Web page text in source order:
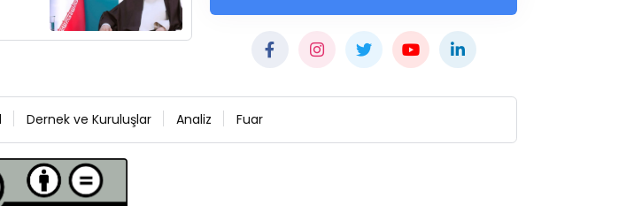
Dernek ve Kuruluşlar Analiz Fuar